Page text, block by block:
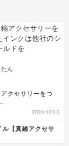
ん
クセサリーをつ
のシルバーとゴー
ので色が薄かった
方が真鍮に見えま
2024/12/13
【真鍮アクセサ